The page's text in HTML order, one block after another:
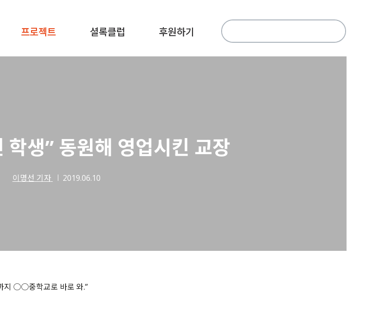
프로젝트 셜록클럽 후원하기
검
색:
학생” 동원해 영업시킨 교장
이명선 기자 2019.06.10
지 ○○중학교로 바로 와.”